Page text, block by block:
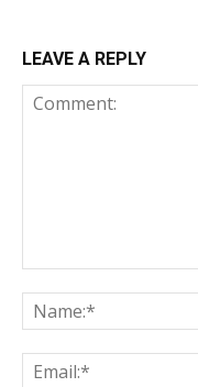
LEAVE A REPLY